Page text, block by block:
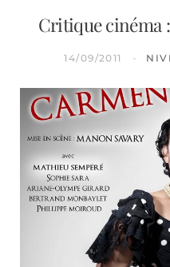
Critique cinéma
14/09/2011